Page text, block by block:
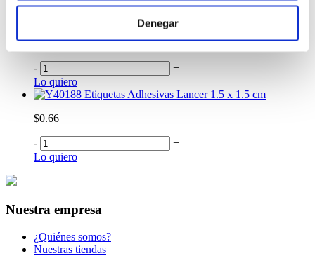
Denegar
Lo quiero
Etiquetas Adhesivas Lancer 1.5 x 8.6 cm
$0.66
-
+
Lo quiero
Etiquetas Adhesivas Lancer 1.5 x 1.5 cm
$0.66
-
+
Lo quiero
Nuestra empresa
¿Quiénes somos?
Nuestras tiendas